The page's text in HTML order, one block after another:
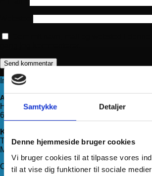
Samtykke Detaljer
Denne hjemmeside bruger cookies
Vi bruger cookies til at tilpasse vores
til at vise dig funktioner til sociale
Information
Adresse
Haderslevvej 78, st.
6200 Aabenraa
Kontakt os
Telefon:71 99 75 88
Mail:
CVR: 33994680